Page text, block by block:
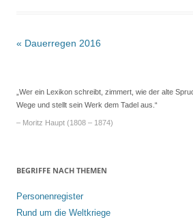
Beitrags-
« Dauerregen 2016
„Wer ein Lexikon schreibt, zimmert, wie der alte
Wege und stellt sein Werk dem Tadel aus.“
– Moritz Haupt (1808 – 1874)
BEGRIFFE NACH THEMEN
Personenregister
Rund um die Weltkriege